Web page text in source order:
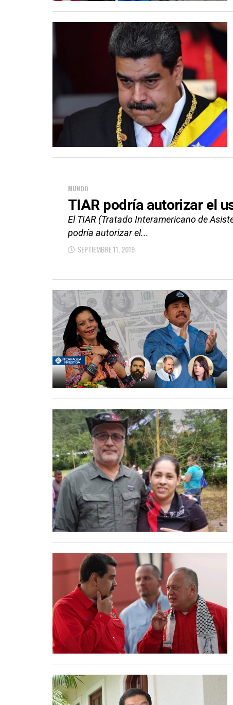
MUNDO
TIAR podría autorizar el
El TIAR (Tratado Interamericano de
podría autorizar el...
SEPTIEMBRE 11, 2019